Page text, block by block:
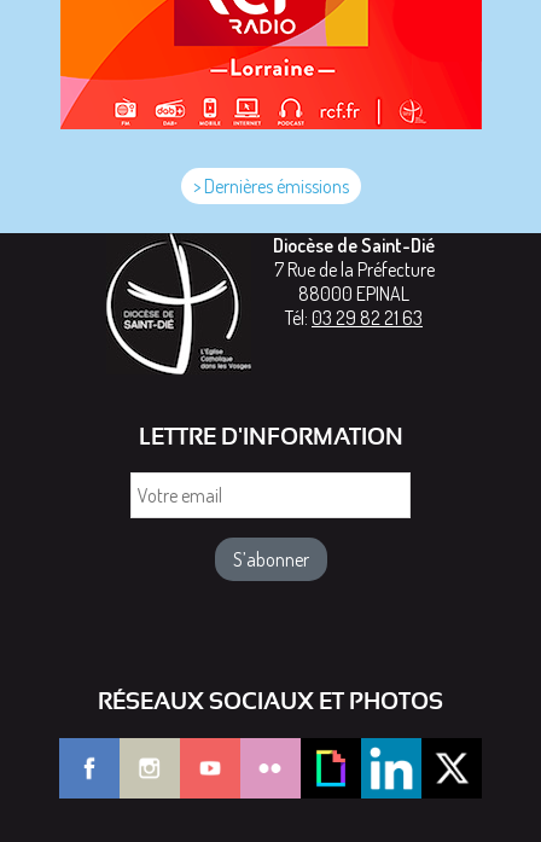
> Dernières émissions
Diocèse de Saint-Dié
7 Rue de la Préfecture
88000 EPINAL
Tél: 03 29 82 21 63
LETTRE D'INFORMATION
RÉSEAUX SOCIAUX ET PHOTOS